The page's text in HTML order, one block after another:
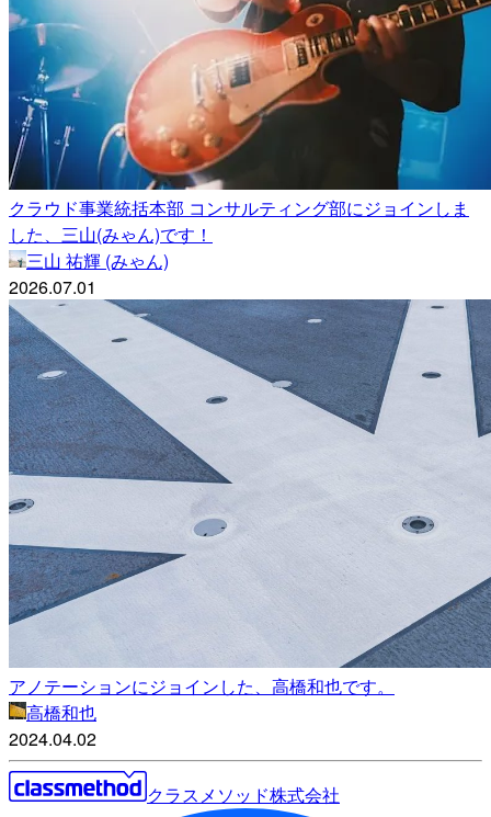
クラウド事業統括本部 コンサルティング部にジョインしま
した、三山(みゃん)です！
三山 祐輝 (みゃん)
2026.07.01
アノテーションにジョインした、高橋和也です。
高橋和也
2024.04.02
クラスメソッド株式会社